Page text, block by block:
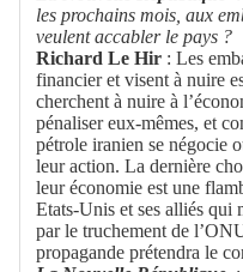
les prochains mois, aux
veulent accabler le pays ?
Richard Le Hir : Les
financier et visent à nuire
cherchent à nuire à
pénaliser eux-mêmes, et
pétrole iranien se négocie
leur action. La dernière
leur économie est une
Etats-Unis et ses alliés qui
par le truchement de
propagande prétendra le